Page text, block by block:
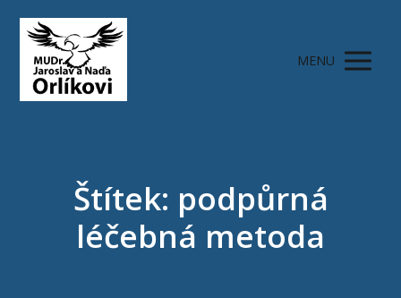
MENU
Štítek: podpůrná
léčebná metoda